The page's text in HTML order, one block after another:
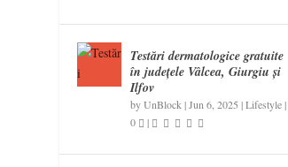
Testări dermatologice gratuite
în județele Vâlcea, Giurgiu și
Ilfov
byUnBlock |Jun 6, 2025 |Lifestyle|
0
|